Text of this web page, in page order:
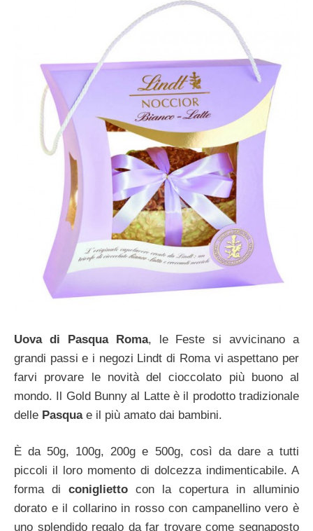
Uova di Pasqua Roma, le Feste si avvicinano a
grandi passi e i negozi Lindt di Roma vi aspettano per
farvi provare le novità del cioccolato più buono al
mondo. Il Gold Bunny al Latte è il prodotto tradizionale
delle Pasquae il più amato dai bambini.
È da 50g, 100g, 200g e 500g, così da dare a tutti
piccoli il loro momento di dolcezza indimenticabile. A
forma di coniglietto con la copertura in alluminio
dorato e il collarino in rosso con campanellino vero è
uno splendido regalo da far trovare come segnaposto